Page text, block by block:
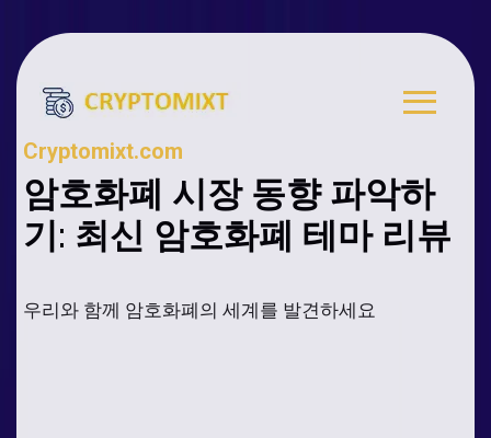
Cryptomixt.com
암호화폐 시장 동향 파악하
기: 최신 암호화폐 테마 리뷰
우리와 함께 암호화폐의 세계를 발견하세요